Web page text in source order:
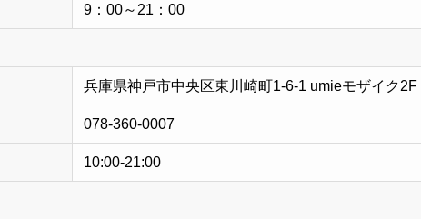
9：00～21：00
兵庫県神戸市中央区東川崎町1-6-1 umieモザイク2F
078-360-0007
10:00-21:00